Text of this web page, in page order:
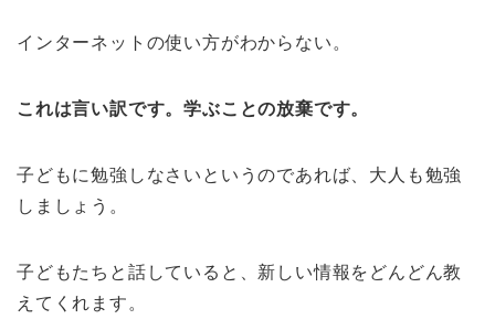
インターネットの使い方がわからない。
これは言い訳です。学ぶことの放棄です。
子どもに勉強しなさいというのであれば、大人も勉強
しましょう。
子どもたちと話していると、新しい情報をどんどん教
えてくれます。